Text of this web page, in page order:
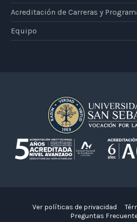
Acreditación de Carreras y
Equipo
Ver políticas de privacidad
Preguntas